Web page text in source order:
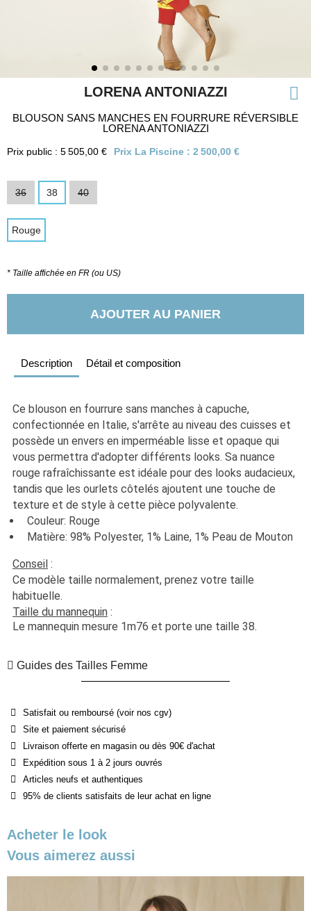
LORENA ANTONIAZZI
BLOUSON SANS MANCHES EN FOURRURE RÉVERSIBLE
LORENA ANTONIAZZI
Prix public : 5 505,00 € Prix La Piscine : 2 500,00 €
36 38 40
Rouge
* Taille affichée en FR (ou US)
AJOUTER AU PANIER
Description Détail et composition
Ce blouson en fourrure sans manches à capuche,
confectionnée en Italie, s'arrête au niveau des cuisses et
possède un envers en imperméable lisse et opaque qui
vous permettra d'adopter différents looks. Sa nuance
rouge rafraîchissante est idéale pour des looks audacieux,
tandis que les ourlets côtelés ajoutent une touche de
texture et de style à cette pièce polyvalente.
Couleur: Rouge
Matière: 98% Polyester, 1% Laine, 1% Peau de Mouton
Conseil :
Ce modèle taille normalement, prenez votre taille
habituelle.
Taille du mannequin :
Le mannequin mesure 1m76 et porte une taille 38.
Guides des Tailles Femme
Satisfait ou remboursé (voir nos cgv)
Site et paiement sécurisé
Livraison offerte en magasin ou dès 90€ d'achat
Expédition sous 1 à 2 jours ouvrés
Articles neufs et authentiques
95% de clients satisfaits de leur achat en ligne
Acheter le look
Vous aimerez aussi